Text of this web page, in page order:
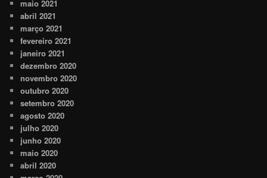
maio 2021
abril 2021
março 2021
fevereiro 2021
janeiro 2021
dezembro 2020
novembro 2020
outubro 2020
setembro 2020
agosto 2020
julho 2020
junho 2020
maio 2020
abril 2020